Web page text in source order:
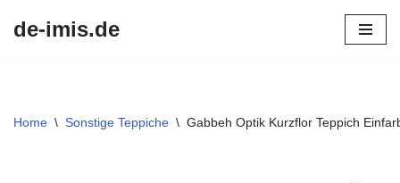
de-imis.de
Home \ Sonstige Teppiche \ Gabbeh Optik Kurzflor Teppich